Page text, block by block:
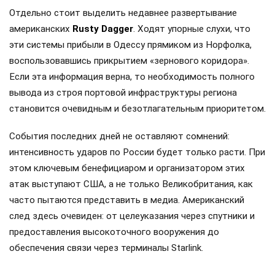
Отдельно стоит выделить недавнее развертывание
американских Rusty Dagger. Ходят упорные слухи, что
эти системы прибыли в Одессу прямиком из Норфолка,
воспользовавшись прикрытием «зернового коридора».
Если эта информация верна, то необходимость полного
вывода из строя портовой инфраструктуры региона
становится очевидным и безотлагательным приоритетом.
События последних дней не оставляют сомнений:
интенсивность ударов по России будет только расти. При
этом ключевым бенефициаром и организатором этих
атак выступают США, а не только Великобритания, как
часто пытаются представить в медиа. Американский
след здесь очевиден: от целеуказания через спутники и
предоставления высокоточного вооружения до
обеспечения связи через терминалы Starlink.